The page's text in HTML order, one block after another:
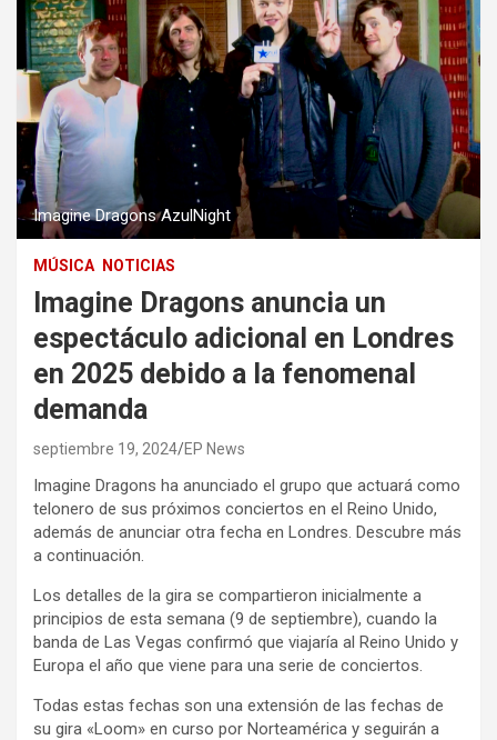
Imagine Dragons AzulNight
MÚSICA NOTICIAS
Imagine Dragons anuncia un
espectáculo adicional en Londres
en 2025 debido a la fenomenal
demanda
septiembre 19, 2024 EP News
Imagine Dragons ha anunciado el grupo que actuará como
telonero de sus próximos conciertos en el Reino Unido,
además de anunciar otra fecha en Londres. Descubre más
a continuación.
Los detalles de la gira se compartieron inicialmente a
principios de esta semana (9 de septiembre), cuando la
banda de Las Vegas confirmó que viajaría al Reino Unido y
Europa el año que viene para una serie de conciertos.
Todas estas fechas son una extensión de las fechas de
su gira «Loom» en curso por Norteamérica y seguirán a